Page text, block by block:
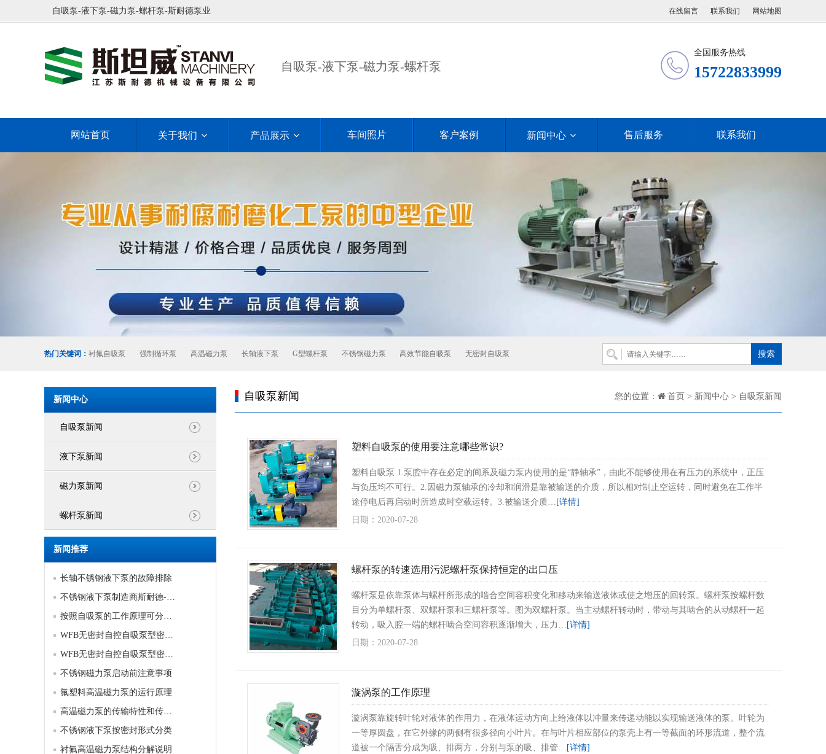
自吸泵-液下泵-磁力泵-螺杆泵-斯耐德泵业 在线留言 联系我们 网站地图
自吸泵-液下泵-磁力泵-螺杆泵
全国服务热线
15722833999
网站首页 关于我们 产品展示 车间照片 客户案例 新闻中心 售后服务 联系我们
热门关键词： 衬氟自吸泵 强制循环泵 高温磁力泵 长轴液下泵 G型螺杆泵 不锈钢磁力泵 高效节能自吸泵 无密封自吸泵
新闻中心
自吸泵新闻
液下泵新闻
磁力泵新闻
螺杆泵新闻
新闻推荐
长轴不锈钢液下泵的故障排除
不锈钢液下泵制造商斯耐德-不锈钢液下泵的优势和劣势是什么
按照自吸泵的工作原理可分为三类
WFB无密封自控自吸泵型密封的产品优势
WFB无密封自控自吸泵型密封的产品优势
不锈钢磁力泵启动前注意事项
氟塑料高温磁力泵的运行原理
高温磁力泵的传输特性和传输模式
不锈钢液下泵按密封形式分类
衬氟高温磁力泵结构分解说明
自吸泵新闻 您的位置： 首页 > 新闻中心 > 自吸泵新闻
塑料自吸泵的使用要注意哪些常识?
塑料自吸泵 1.泵腔中存在必定的间系及磁力泵内使用的是“静轴承”，由此不能够使用在有压力的系统中，正压
与负压均不可行。2.因磁力泵轴承的冷却和润滑是靠被输送的介质，所以相对制止空运转，同时避免在工作半
途停电后再启动时所造成时空载运转。3.被输送介质… [详情]
日期：2020-07-28
螺杆泵的转速选用污泥螺杆泵保持恒定的出口压
螺杆泵是依靠泵体与螺杆所形成的啮合空间容积变化和移动来输送液体或使之增压的回转泵。螺杆泵按螺杆数
目分为单螺杆泵、双螺杆泵和三螺杆泵等。图为双螺杆泵。当主动螺杆转动时，带动与其啮合的从动螺杆一起
转动，吸入腔一端的螺杆啮合空间容积逐渐增大，压力… [详情]
日期：2020-07-28
漩涡泵的工作原理
漩涡泵靠旋转叶轮对液体的作用力，在液体运动方向上给液体以冲量来传递动能以实现输送液体的泵。叶轮为
一等厚圆盘，在它外缘的两侧有很多径向小叶片。在与叶片相应部位的泵壳上有一等截面的环形流道，整个流
道被一个隔舌分成为吸、排两方，分别与泵的吸、排管… [详情]